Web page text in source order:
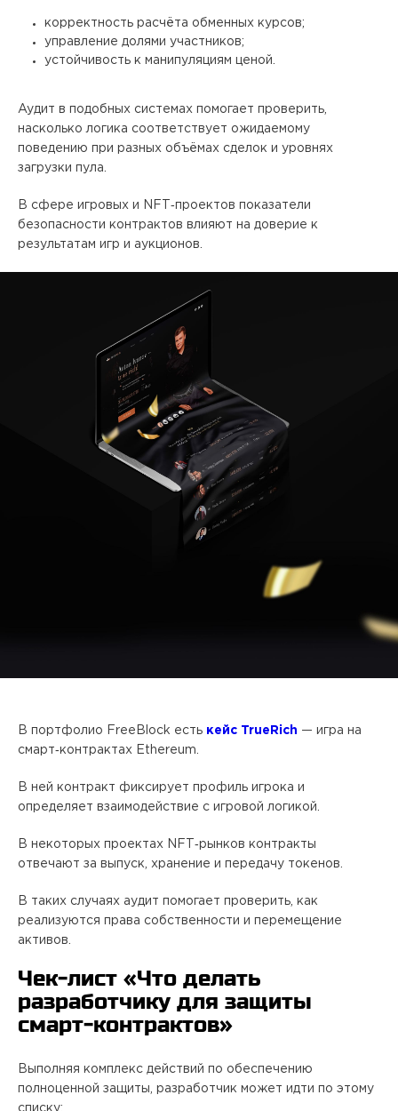
корректность расчёта обменных курсов;
управление долями участников;
устойчивость к манипуляциям ценой.
Аудит в подобных системах помогает проверить,
насколько логика соответствует ожидаемому
поведению при разных объёмах сделок и уровнях
загрузки пула.
В сфере игровых и NFT‑проектов показатели
безопасности контрактов влияют на доверие к
результатам игр и аукционов.
В портфолио FreeBlock есть кейс TrueRich — игра на
смарт‑контрактах Ethereum.
В ней контракт фиксирует профиль игрока и
определяет взаимодействие с игровой логикой.
В некоторых проектах NFT‑рынков контракты
отвечают за выпуск, хранение и передачу токенов.
В таких случаях аудит помогает проверить, как
реализуются права собственности и перемещение
активов.
Чек‑лист «Что делать
разработчику для защиты
смарт‑контрактов»
Выполняя комплекс действий по обеспечению
полноценной защиты, разработчик может идти по этому
списку: